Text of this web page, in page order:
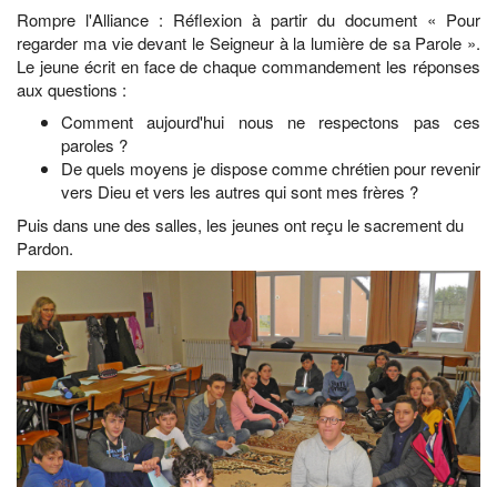
Rompre l'Alliance : Réflexion à partir du document « Pour
regarder ma vie devant le Seigneur à la lumière de sa Parole ».
Le jeune écrit en face de chaque commandement les réponses
aux questions :
Comment aujourd'hui nous ne respectons pas ces
paroles ?
De quels moyens je dispose comme chrétien pour revenir
vers Dieu et vers les autres qui sont mes frères ?
Puis dans une des salles, les jeunes ont reçu le sacrement du
Pardon.